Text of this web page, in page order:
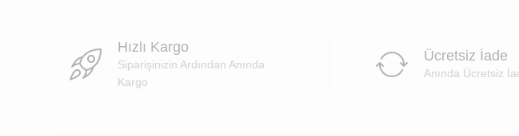
Hızlı Kargo
Siparişinizin Ardından Anında
Kargo
Ücretsiz İade
Anında Ücretsiz